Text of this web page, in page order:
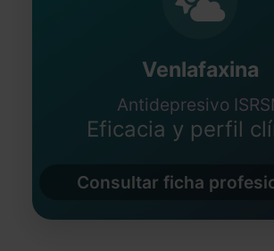
Venlafaxina
Antidepresivo
Eficacia y perfil
Consultar ficha